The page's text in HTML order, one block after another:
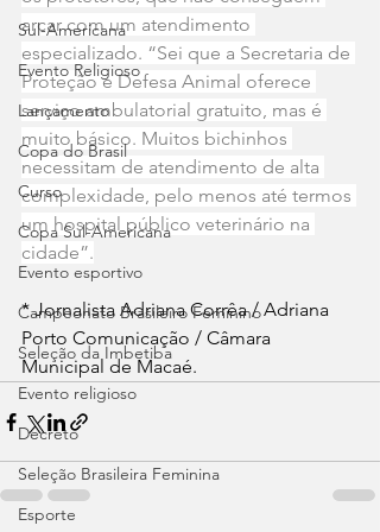
Sul-Americana
Evento Religioso
Lançamento
Copa do Brasil
Curso
Copa Sul-Americana
Evento esportivo
Campeonato Brasileiro Feminino
Seleção da Imbetiba
Evento religioso
Decreto
Seleção Brasileira Feminina
Esporte
arcar com um atendimento
especializado. “Sei que a Secretaria de
Proteção e Defesa Animal oferece
serviço ambulatorial gratuito, mas é
muito básico. Muitos bichinhos
necessitam de atendimento de alta
complexidade, pelo menos até termos
um hospital público veterinário na
cidade”.
* Jornalista Adriana Corrêa / Adriana
Porto Comunicação / Câmara
Municipal de Macaé.